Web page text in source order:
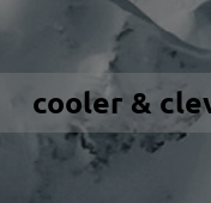
cooler &